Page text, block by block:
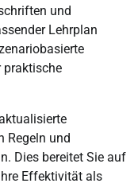
und
Lehrplan
praktische
Regeln und
Dies bereitet Sie auf
Effektivität als